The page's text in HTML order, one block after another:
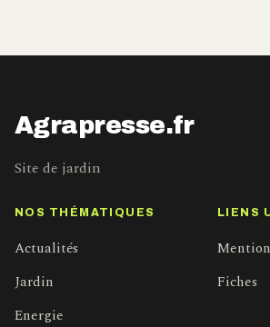
Agrapresse.fr
Site de jardin
NOS THÉMATIQUES
Actualités
Jardin
Energie
LIENS
Fiches